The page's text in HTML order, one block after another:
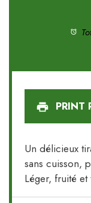
PRINT
Un délicieux
sans cuisson,
Léger, fruité